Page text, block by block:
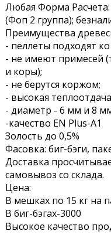
Любая Форма Расчета:
(Фоп 2 группа);
Преимущества
- пеллеты подходят
- не имеют примесей
и коры);
- не берутся коржом;
- высокая
- диаметр - 6 мм и 8
-качество EN Plus-А1
Золость до 0,5%
Фасовка: биг-бэги,
Доставка
самовывоз со склада.
Цена:
В мешках по 15 кг на
В биг-бэгах-3000
Высокое качество